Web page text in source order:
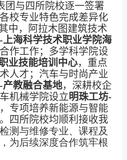
团与四所院校逐一签署
校专业特色完成差异化
中，阿拉木图建筑技术
-上海科学技术职业学院海
作工作；多学科学院设
业技能培训中心，重点
人才；汽车与时尚产业
-产教融合基地，深耕校企
机械学院设立明珠工坊-
，专项培养新能源与智能
四所院校均顺利接收我
测与维修专业、课程及
为后续深度合作筑牢根